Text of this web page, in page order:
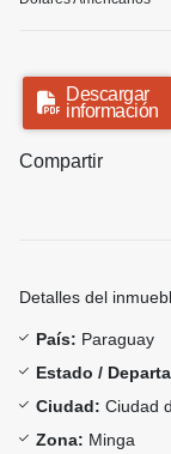
Descargar
información
Compartir
Detalles del
País: Paraguay
Estado /
Ciudad: Ciudad
Zona: Minga